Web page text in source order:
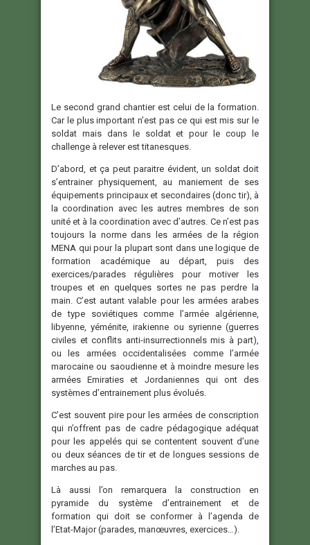
Le second grand chantier est celui de la formation.
Car le plus important n’est pas ce qui est mis sur le
soldat mais dans le soldat et pour le coup le
challenge à relever est titanesques.
D’abord, et ça peut paraitre évident, un soldat doit
s’entrainer physiquement, au maniement de ses
équipements principaux et secondaires (donc tir), à
la coordination avec les autres membres de son
unité et à la coordination avec d’autres. Ce n’est pas
toujours la norme dans les armées de la région
MENA qui pour la plupart sont dans une logique de
formation académique au départ, puis des
exercices/parades régulières pour motiver les
troupes et en quelques sortes ne pas perdre la
main. C’est autant valable pour les armées arabes
de type soviétiques comme l’armée algérienne,
libyenne, yéménite, irakienne ou syrienne (guerres
civiles et conflits anti-insurrectionnels mis à part),
ou les armées occidentalisées comme l’armée
marocaine ou saoudienne et à moindre mesure les
armées Emiraties et Jordaniennes qui ont des
systèmes d’entrainement plus évolués.
C’est souvent pire pour les armées de conscription
qui n’offrent pas de cadre pédagogique adéquat
pour les appelés qui se contentent souvent d’une
ou deux séances de tir et de longues sessions de
marches au pas.
Là aussi l’on remarquera la construction en
pyramide du système d’entrainement et de
formation qui doit se conformer à l’agenda de
l’Etat-Major (parades, manœuvres, exercices…).